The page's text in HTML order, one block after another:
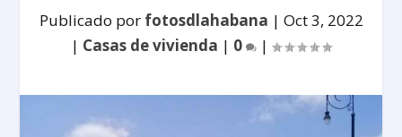
Publicado por fotosdlahabana | Oct 3, 2022
| Casas de vivienda | 0 |